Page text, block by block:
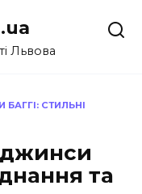
Львова
СТИЛЬНІ
джинси
та